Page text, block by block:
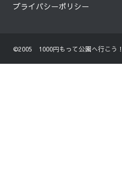
プライバシーポリシー
©2005 1000円もって公園へ行こう！